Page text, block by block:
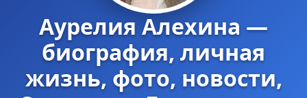
Аурелия Алехина —
биография, личная
жизнь, фото, новости,